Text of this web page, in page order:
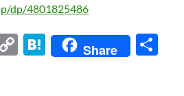
dp/4801825486
C
H
Share